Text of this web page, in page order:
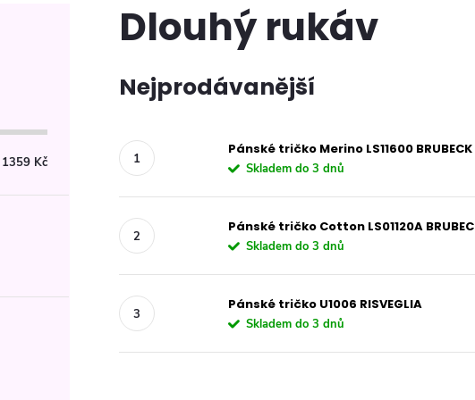
1359 Kč
Dlouhý rukáv
Nejprodávanější
Pánské tričko Merino LS11600 BRUBECK
Skladem do 3 dnů
Pánské tričko Cotton LS01120A
Skladem do 3 dnů
Pánské tričko U1006 RISVEGLIA
Skladem do 3 dnů